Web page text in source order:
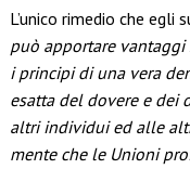
L’unico rimedio che egli
può apportare
i principi di una vera
esatta del dovere e dei
altri individui ed alle
mente che le Unioni